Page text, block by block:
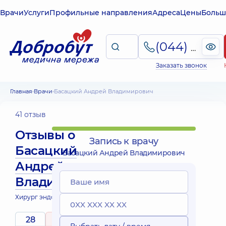
ВрачиУслугиПрофильные направленияАдресаЦены
(044) 495-2-888
Заказать звонок
Главная Врачи Басацкий Андрей Владимирович
41 отзыв
Отзывы о
Басацкий
Андрей
Владимирович
Хирург эндоваскулярный
28 5
Запись к врачу
Басацкий Андрей Владимирович